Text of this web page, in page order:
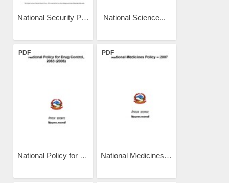
National Security Policy 2016 National Science...
PDF
National Policy for Drug...
PDF
National Medicines Policy...